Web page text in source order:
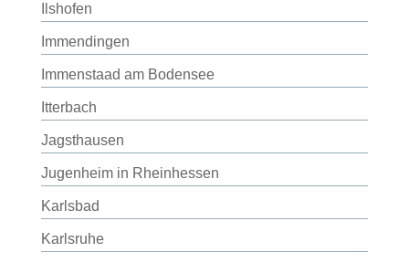
Ilshofen
Immendingen
Immenstaad am Bodensee
Itterbach
Jagsthausen
Jugenheim in Rheinhessen
Karlsbad
Karlsruhe